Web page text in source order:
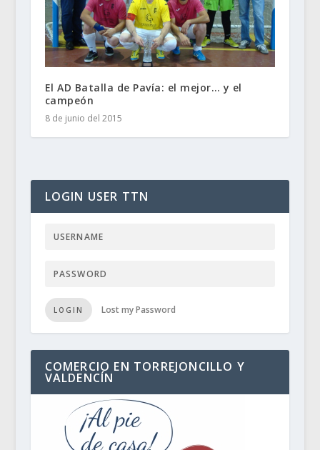
El AD Batalla de Pavía: el mejor… y el
campeón
8 de junio del 2015
LOGIN USER TTN
LOGIN Lost my Password
COMERCIO EN TORREJONCILLO Y
VALDENCÍN